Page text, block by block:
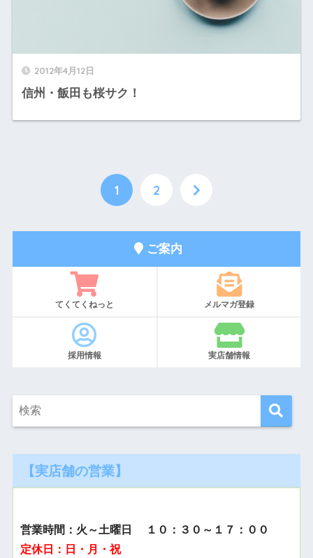
2012年4月12日
信州・飯田も桜サク！
1 2
ご案内
てくてくねっと メルマガ登録
採用情報 実店舗情報
【実店舗の営業】
営業時間：火～土曜日 １０：３０～１７：００
定休日：日・月・祝